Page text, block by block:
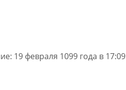
19 февраля 1099 года в 17:09